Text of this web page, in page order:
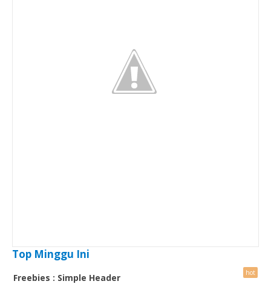
Top Minggu Ini
Freebies : Simple Header